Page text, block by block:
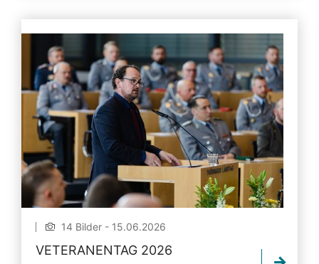
14 Bilder - 15.06.2026
VETERANENTAG 2026